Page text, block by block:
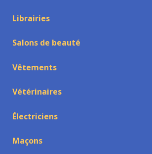
Librairies
Salons de beauté
Vêtements
Vétérinaires
Électriciens
Maçons